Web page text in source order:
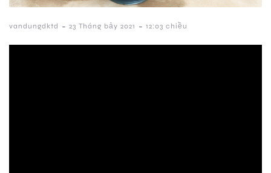
vandungdktd - 23 Tháng bảy 2021 - 12:03 chiều